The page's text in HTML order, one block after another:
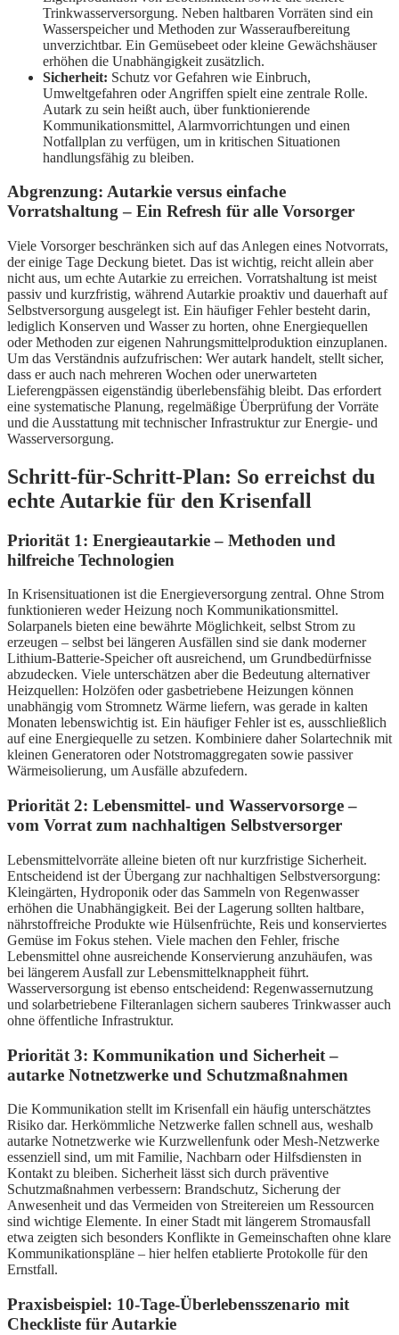
Trinkwasserversorgung. Neben haltbaren Vorräten sind ein
Wasserspeicher und Methoden zur Wasseraufbereitung
unverzichtbar. Ein Gemüsebeet oder kleine Gewächshäuser
erhöhen die Unabhängigkeit zusätzlich.
Sicherheit: Schutz vor Gefahren wie Einbruch,
Umweltgefahren oder Angriffen spielt eine zentrale Rolle.
Autark zu sein heißt auch, über funktionierende
Kommunikationsmittel, Alarmvorrichtungen und einen
Notfallplan zu verfügen, um in kritischen Situationen
handlungsfähig zu bleiben.
Abgrenzung: Autarkie versus einfache
Vorratshaltung – Ein Refresh für alle Vorsorger
Viele Vorsorger beschränken sich auf das Anlegen eines Notvorrats,
der einige Tage Deckung bietet. Das ist wichtig, reicht allein aber
nicht aus, um echte Autarkie zu erreichen. Vorratshaltung ist meist
passiv und kurzfristig, während Autarkie proaktiv und dauerhaft auf
Selbstversorgung ausgelegt ist. Ein häufiger Fehler besteht darin,
lediglich Konserven und Wasser zu horten, ohne Energiequellen
oder Methoden zur eigenen Nahrungsmittelproduktion einzuplanen.
Um das Verständnis aufzufrischen: Wer autark handelt, stellt sicher,
dass er auch nach mehreren Wochen oder unerwarteten
Lieferengpässen eigenständig überlebensfähig bleibt. Das erfordert
eine systematische Planung, regelmäßige Überprüfung der Vorräte
und die Ausstattung mit technischer Infrastruktur zur Energie- und
Wasserversorgung.
Schritt-für-Schritt-Plan: So erreichst du
echte Autarkie für den Krisenfall
Priorität 1: Energieautarkie – Methoden und
hilfreiche Technologien
In Krisensituationen ist die Energieversorgung zentral. Ohne Strom
funktionieren weder Heizung noch Kommunikationsmittel.
Solarpanels bieten eine bewährte Möglichkeit, selbst Strom zu
erzeugen – selbst bei längeren Ausfällen sind sie dank moderner
Lithium-Batterie-Speicher oft ausreichend, um Grundbedürfnisse
abzudecken. Viele unterschätzen aber die Bedeutung alternativer
Heizquellen: Holzöfen oder gasbetriebene Heizungen können
unabhängig vom Stromnetz Wärme liefern, was gerade in kalten
Monaten lebenswichtig ist. Ein häufiger Fehler ist es, ausschließlich
auf eine Energiequelle zu setzen. Kombiniere daher Solartechnik mit
kleinen Generatoren oder Notstromaggregaten sowie passiver
Wärmeisolierung, um Ausfälle abzufedern.
Priorität 2: Lebensmittel- und Wasservorsorge –
vom Vorrat zum nachhaltigen Selbstversorger
Lebensmittelvorräte alleine bieten oft nur kurzfristige Sicherheit.
Entscheidend ist der Übergang zur nachhaltigen Selbstversorgung:
Kleingärten, Hydroponik oder das Sammeln von Regenwasser
erhöhen die Unabhängigkeit. Bei der Lagerung sollten haltbare,
nährstoffreiche Produkte wie Hülsenfrüchte, Reis und konserviertes
Gemüse im Fokus stehen. Viele machen den Fehler, frische
Lebensmittel ohne ausreichende Konservierung anzuhäufen, was
bei längerem Ausfall zur Lebensmittelknappheit führt.
Wasserversorgung ist ebenso entscheidend: Regenwassernutzung
und solarbetriebene Filteranlagen sichern sauberes Trinkwasser auch
ohne öffentliche Infrastruktur.
Priorität 3: Kommunikation und Sicherheit –
autarke Notnetzwerke und Schutzmaßnahmen
Die Kommunikation stellt im Krisenfall ein häufig unterschätztes
Risiko dar. Herkömmliche Netzwerke fallen schnell aus, weshalb
autarke Notnetzwerke wie Kurzwellenfunk oder Mesh-Netzwerke
essenziell sind, um mit Familie, Nachbarn oder Hilfsdiensten in
Kontakt zu bleiben. Sicherheit lässt sich durch präventive
Schutzmaßnahmen verbessern: Brandschutz, Sicherung der
Anwesenheit und das Vermeiden von Streitereien um Ressourcen
sind wichtige Elemente. In einer Stadt mit längerem Stromausfall
etwa zeigten sich besonders Konflikte in Gemeinschaften ohne klare
Kommunikationspläne – hier helfen etablierte Protokolle für den
Ernstfall.
Praxisbeispiel: 10-Tage-Überlebensszenario mit
Checkliste für Autarkie